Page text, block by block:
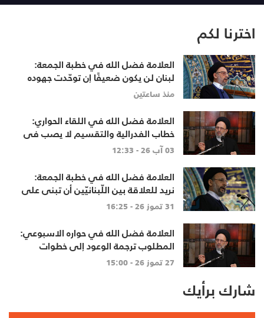
اخترنا لكم
العلامة فضل الله في خطبة الجمعة:
لبنان لن يكون ضعيفًا إن توحّدت جهوده
وخرج الجميع من حساباتهم الخاصّة
منذ ساعتين
العلامة فضل الله في اللقاء الحواري:
خطاب الفدرالية والتقسيم لا يصب في
مصلحة أحد
03 آب 26 - 12:33
العلامة فضل الله في خطبة الجمعة:
نريد للعلاقة بين اللّبنانيّين أن تبنى على
الاحترام المتبادل، والانتماء الوطنيّ
الجامع
31 تموز 26 - 16:25
العلامة فضل الله في حواره الاسبوعي:
المطلوب ترجمة الوعود إلى خطوات
تنهي الاحتلال وتعيد الأهالي وتطلق
الاعمار
27 تموز 26 - 15:00
شارك برأيك